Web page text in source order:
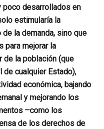
poco desarrollados en
estimularía la
la demanda, sino que
para mejorar la
de la población (que
cualquier Estado),
económica, bajando
y mejorando los
–como los
de los derechos de